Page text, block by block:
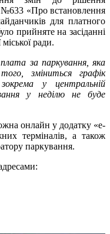
№633 «Про встановлення
для платного
прийняте на засіданні
ради.
за паркування, яка
зміниться графік
у центральній
у неділю не буде
онлайн у додатку «е-
терміналів, а також
паркування.